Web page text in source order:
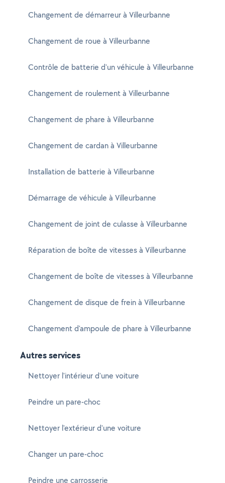
Changement de démarreur à Villeurbanne
Changement de roue à Villeurbanne
Contrôle de batterie d'un véhicule à Villeurbanne
Changement de roulement à Villeurbanne
Changement de phare à Villeurbanne
Changement de cardan à Villeurbanne
Installation de batterie à Villeurbanne
Démarrage de véhicule à Villeurbanne
Changement de joint de culasse à Villeurbanne
Réparation de boîte de vitesses à Villeurbanne
Changement de boîte de vitesses à Villeurbanne
Changement de disque de frein à Villeurbanne
Changement d'ampoule de phare à Villeurbanne
Autres services
Nettoyer l'intérieur d'une voiture
Peindre un pare-choc
Nettoyer l'extérieur d'une voiture
Changer un pare-choc
Peindre une carrosserie